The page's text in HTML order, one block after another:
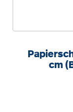
Papierschrank, 90
cm